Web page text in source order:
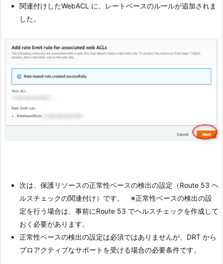
関連付けしたWebACL に、レートベースのルールが追加されま
した。
次は、保護リソースの正常性ベースの検出の設定（Route 53 ヘ
ルスチェックの関連付け）です。 ※正常性ベースの検出の設
定を行う場合は、事前にRoute 53 でヘルスチェックを作成して
おく必要があります。
正常性ベースの検出の設定は必須ではありませんが、DRT から
プロアクティブなサポートを受ける場合の必要条件です。